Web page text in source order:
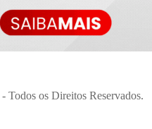
- Todos os Direitos Reservados.